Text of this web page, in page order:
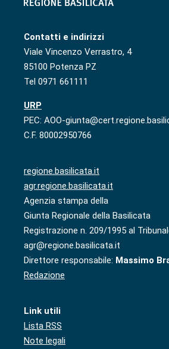
Contatti e indirizzi
Viale Vincenzo Verrastro, 4
85100 Potenza PZ
Tel 0971 661111
URP
PEC: AOO-
C.F. 80002950766
regione.basilicata.it
agr.regione.basilicata.it
Agenzia stampa della
Giunta Regionale della Basilicata
Registrazione n. 209/1995 al
agr@regione.basilicata.it
Direttore responsabile: Massimo
Redazione
Link utili
Lista RSS
Note legali